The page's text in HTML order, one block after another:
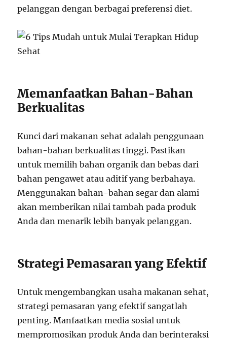
pelanggan dengan berbagai preferensi diet.
Memanfaatkan Bahan-Bahan
Berkualitas
Kunci dari makanan sehat adalah penggunaan
bahan-bahan berkualitas tinggi. Pastikan
untuk memilih bahan organik dan bebas dari
bahan pengawet atau aditif yang berbahaya.
Menggunakan bahan-bahan segar dan alami
akan memberikan nilai tambah pada produk
Anda dan menarik lebih banyak pelanggan.
Strategi Pemasaran yang Efektif
Untuk mengembangkan usaha makanan sehat,
strategi pemasaran yang efektif sangatlah
penting. Manfaatkan media sosial untuk
mempromosikan produk Anda dan berinteraksi